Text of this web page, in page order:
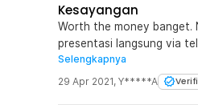
Kesayangan
Worth the money banget.
presentasi langsung via televisi. Minusnya mungkin karena materialnya dari
durabilitynya (tapi ini selera
Selengkapnya
29 Apr 2021, Y*****A